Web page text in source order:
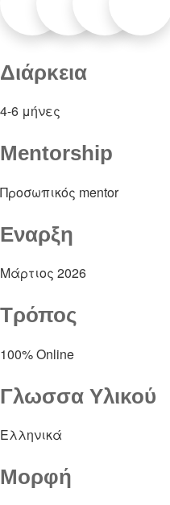
Διάρκεια
4-6 μήνες
Mentorship
Προσωπικός mentor
Εναρξη
Μάρτιος 2026
Τρόπος
100% Online
Γλωσσα Υλικού
Ελληνικά
Μορφή